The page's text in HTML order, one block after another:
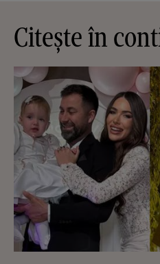
Citește în